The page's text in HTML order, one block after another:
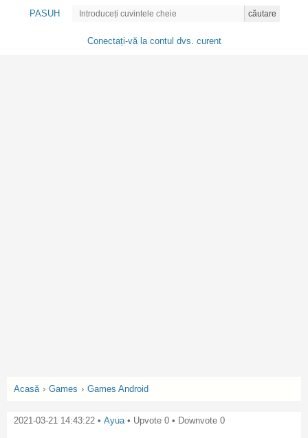
PASUH căutare
Conectați-vă la contul dvs. curent
Acasă › Games › Games Android
2021-03-21 14:43:22 • Ayua• Upvote 0 • Downvote 0